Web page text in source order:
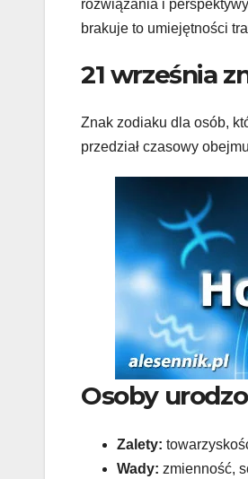
rozwiązania i
brakuje to umiejętności
21 września
Znak zodiaku dla osób,
przedział czasowy
Osoby
Zalety:
Wady: zmienność,